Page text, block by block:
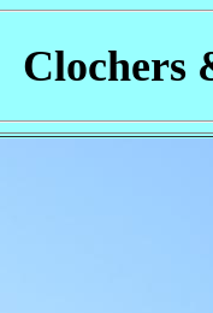
Clochers